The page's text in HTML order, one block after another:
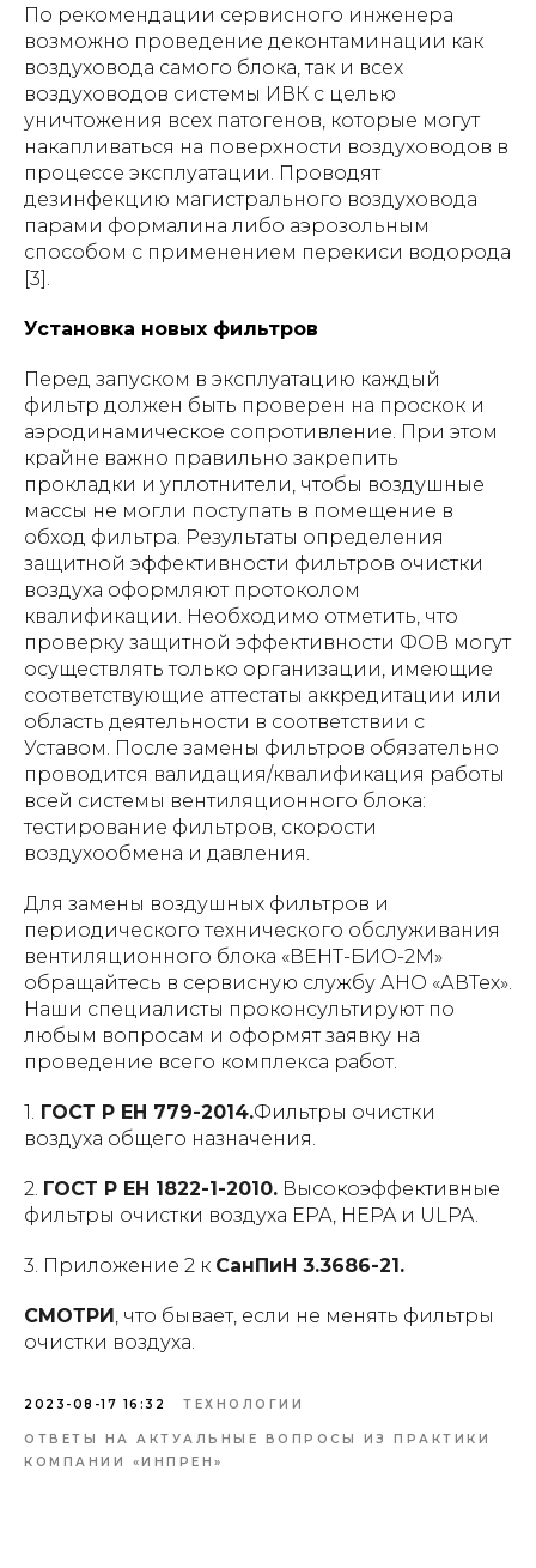
По рекомендации сервисного инженера
возможно проведение деконтаминации как
воздуховода самого блока, так и всех
воздуховодов системы ИВК с целью
уничтожения всех патогенов, которые могут
накапливаться на поверхности воздуховодов в
процессе эксплуатации. Проводят
дезинфекцию магистрального воздуховода
парами формалина либо аэрозольным
способом с применением перекиси водорода
[3].
Установка новых фильтров
Перед запуском в эксплуатацию каждый
фильтр должен быть проверен на проскок и
аэродинамическое сопротивление. При этом
крайне важно правильно закрепить
прокладки и уплотнители, чтобы воздушные
массы не могли поступать в помещение в
обход фильтра. Результаты определения
защитной эффективности фильтров очистки
воздуха оформляют протоколом
квалификации. Необходимо отметить, что
проверку защитной эффективности ФОВ могут
осуществлять только организации, имеющие
соответствующие аттестаты аккредитации или
область деятельности в соответствии с
Уставом. После замены фильтров обязательно
проводится валидация/квалификация работы
всей системы вентиляционного блока:
тестирование фильтров, скорости
воздухообмена и давления.
Для замены воздушных фильтров и
периодического технического обслуживания
вентиляционного блока «ВЕНТ-БИО-2М»
обращайтесь в сервисную службу АНО «АВТех».
Наши специалисты проконсультируют по
любым вопросам и оформят заявку на
проведение всего комплекса работ.
1. ГОСТ Р ЕН 779-2014.Фильтры очистки
воздуха общего назначения.
2. ГОСТ Р ЕН 1822-1-2010. Высокоэффективные
фильтры очистки воздуха ЕРА, HEPA и ULPA.
3. Приложение 2 к СанПиН 3.3686-21.
СМОТРИ , что бывает, если не менять фильтры
очистки воздуха.
2023-08-17 16:32 ТЕХНОЛОГИИ
ОТВЕТЫ НА АКТУАЛЬНЫЕ ВОПРОСЫ ИЗ ПРАКТИКИ
КОМПАНИИ «ИНПРЕН»